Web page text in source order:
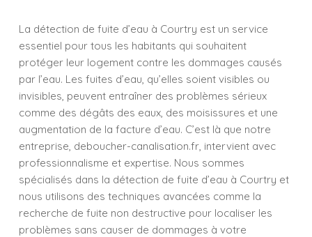
La détection de fuite d’eau à Courtry est un service
essentiel pour tous les habitants qui souhaitent
protéger leur logement contre les dommages causés
par l’eau. Les fuites d’eau, qu’elles soient visibles ou
invisibles, peuvent entraîner des problèmes sérieux
comme des dégâts des eaux, des moisissures et une
augmentation de la facture d’eau. C’est là que notre
entreprise, deboucher-canalisation.fr, intervient avec
professionnalisme et expertise. Nous sommes
spécialisés dans la détection de fuite d’eau à Courtry et
nous utilisons des techniques avancées comme la
recherche de fuite non destructive pour localiser les
problèmes sans causer de dommages à votre